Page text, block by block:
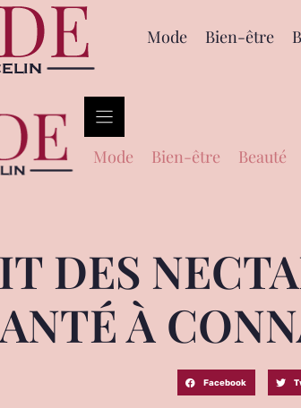
Mode Bien-être
Mode Bien-être Beauté
DES
À
Facebook